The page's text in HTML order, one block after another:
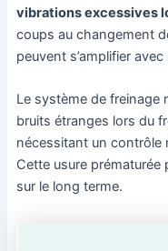
vibrations excessives
coups au changement
peuvent s’amplifier
Le système de freinage
bruits étranges lors du
nécessitant un contrôle
Cette usure prématurée
sur le long terme.